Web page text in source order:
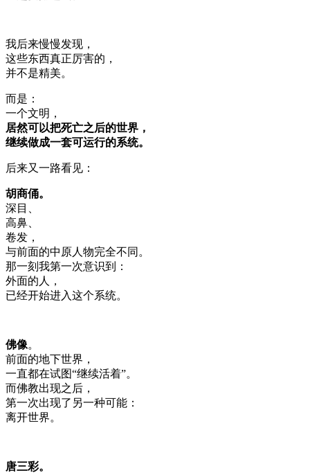
我后来慢慢发现，
这些东西真正厉害的，
并不是精美。
而是：
一个文明，
居然可以把死亡之后的世界，
继续做成一套可运行的系统。
后来又一路看见：
胡商俑。
深目、
高鼻、
卷发，
与前面的中原人物完全不同。
那一刻我第一次意识到：
外面的人，
已经开始进入这个系统。
佛像。
前面的地下世界，
一直都在试图“继续活着”。
而佛教出现之后，
第一次出现了另一种可能：
离开世界。
唐三彩。